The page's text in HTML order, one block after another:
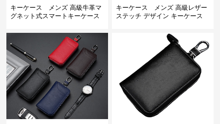
キーケース メンズ 高級牛革マ
グネット式スマートキーケース
キーケース メンズ 高級レザー
ステッチ デザイン キーケース